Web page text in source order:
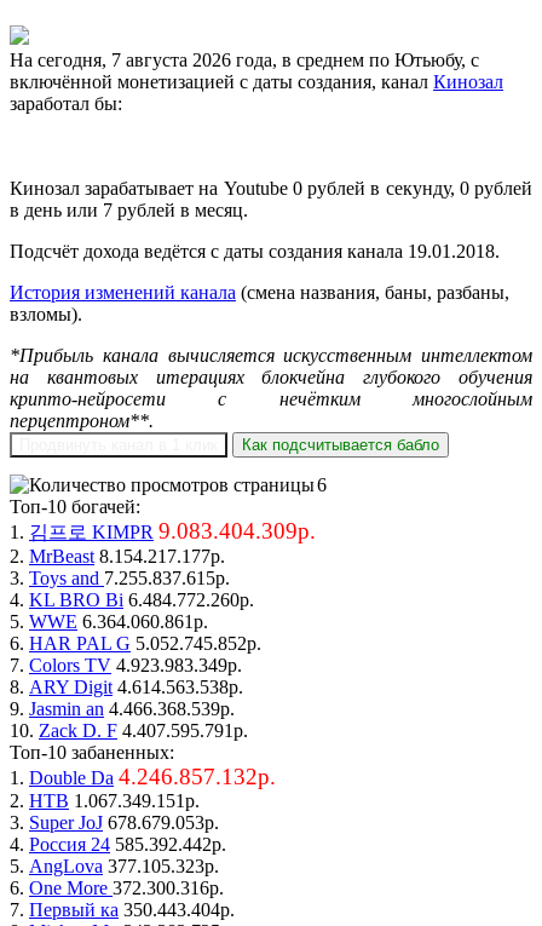
На сегодня, 7 августа 2026 года, в среднем по Ютьюбу, с
включённой монетизацией с даты создания, канал Кинозал
заработал бы:
Кинозал зарабатывает на Youtube 0 рублей в секунду, 0 рублей
в день или 7 рублей в месяц.
Подсчёт дохода ведётся с даты создания канала 19.01.2018.
История изменений канала (смена названия, баны, разбаны,
взломы).
*Прибыль канала вычисляется искусственным интеллектом
на квантовых итерациях блокчейна глубокого обучения
крипто-нейросети с нечётким многослойным
перцептроном**.
Как подсчитывается бабло
6
Топ-10 богачей:
1. 김프로 KIMPR 9.083.404.309р.
2. MrBeast 8.154.217.177р.
3. Toys and 7.255.837.615р.
4. KL BRO Bi 6.484.772.260р.
5. WWE 6.364.060.861р.
6. HAR PAL G 5.052.745.852р.
7. Colors TV 4.923.983.349р.
8. ARY Digit 4.614.563.538р.
9. Jasmin an 4.466.368.539р.
10. Zack D. F 4.407.595.791р.
Топ-10 забаненных:
1. Double Da 4.246.857.132р.
2. НТВ 1.067.349.151р.
3. Super JoJ 678.679.053р.
4. Россия 24 585.392.442р.
5. AngLova 377.105.323р.
6. One More 372.300.316р.
7. Первый ка 350.443.404р.